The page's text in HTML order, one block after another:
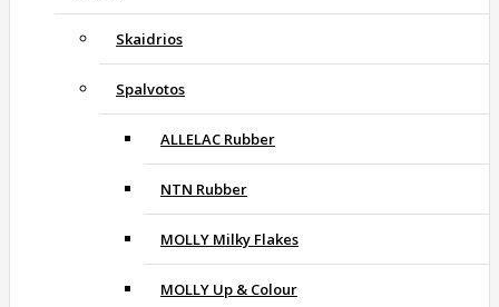
Skaidrios
Spalvotos
ALLELAC Rubber
NTN Rubber
MOLLY Milky Flakes
MOLLY Up & Colour